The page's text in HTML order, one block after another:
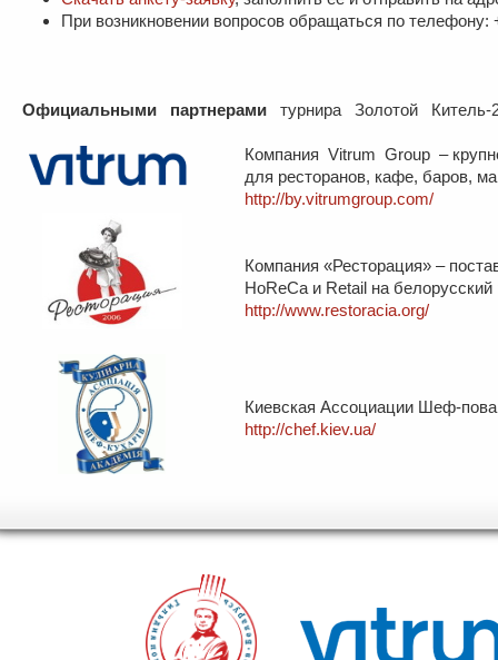
При возникновении вопросов обращаться по телефону:
Официальными партнерами турнира Золотой Китель-
Компания Vitrum Group –
для ресторанов, кафе, баров,
http://by.vitrumgroup.com/
Компания «Ресторация» –
HoReCa и Retail на белорусский
http://www.restoracia.org/
Киевская Ассоциации Шеф-
http://chef.kiev.ua/